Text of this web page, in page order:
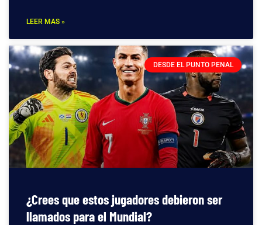
LEER MAS »
DESDE EL PUNTO PENAL
¿Crees que estos jugadores debieron ser
llamados para el Mundial?